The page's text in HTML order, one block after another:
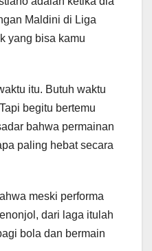
Maldini di Liga
yang bisa kamu
itu. Butuh waktu
begitu bertemu
bahwa permainan
paling hebat secara
meski performa
dari laga itulah
bola dan bermain